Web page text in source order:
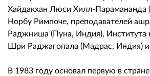
Хайдакхан Люси Хилл-
Норбу Римпоче, преподавателей
Раджниша (Пуна, Индия), Института
Шри Раджагопала (Мадрас, Индия) и
В 1983 году основал первую в